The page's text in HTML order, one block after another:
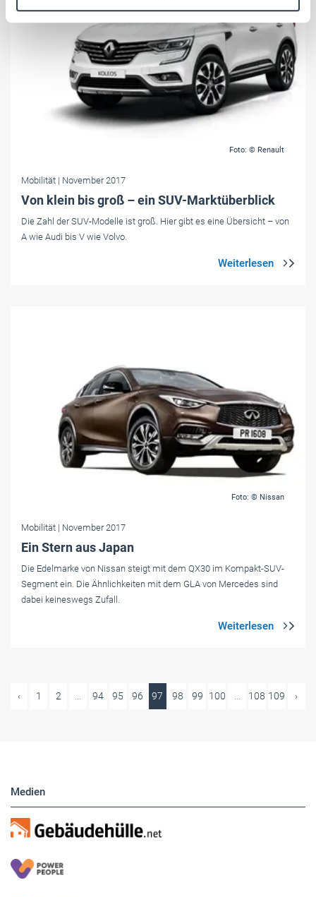
Weitere Informationen:Impressum Datenschutz
Foto: © Renault
Mobilität | November 2017
Von klein bis groß – ein SUV-Marktüberblick
Die Zahl der SUV-Modelle ist groß. Hier gibt es eine Übersicht – von
A wie Audi bis V wie Volvo.
Foto: © Nissan
Mobilität | November 2017
Ein Stern aus Japan
Die Edelmarke von Nissan steigt mit dem QX30 im Kompakt-SUV-
Segment ein. Die Ähnlichkeiten mit dem GLA von Mercedes sind
dabei keineswegs Zufall.
‹ 1 2 ... 94 95 96 97 98 99 100 ... 108 109 ›
Medien